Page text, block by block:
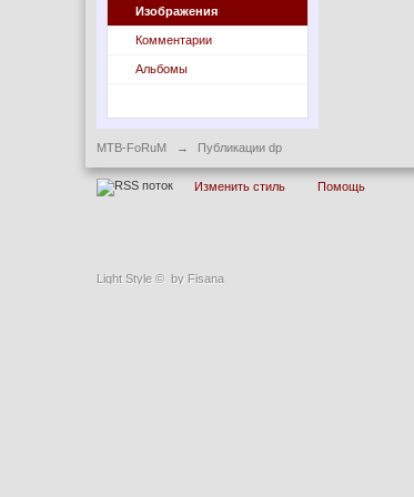
Light Style © by Fisana
Изображения
Комментарии
Альбомы
MTB-FoRuM → Публикации dp
Изменить стиль Помощь